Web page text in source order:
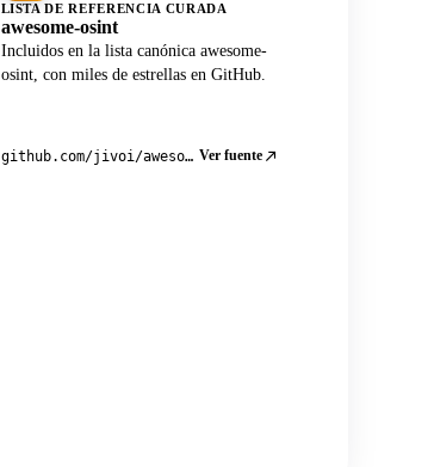
LISTA DE REFERENCIA CURADA
awesome-osint
Incluidos en la lista canónica awesome-
osint, con miles de estrellas en GitHub.
github.com/jivoi/awesome-osint Ver fuente